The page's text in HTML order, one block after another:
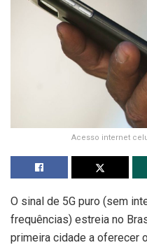
Acesso internet
O sinal de 5G puro (sem
frequências) estreia no
primeira cidade a oferecer